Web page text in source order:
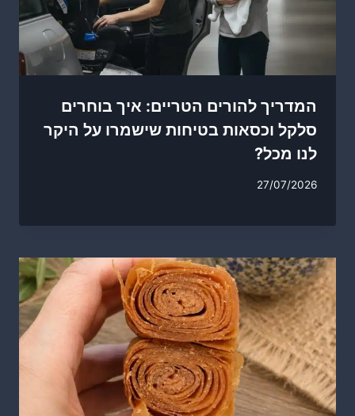
המדריך להורים הטריים: איך בוחרים
סלקל וכסאות בטיחות שישמרו על היקר
לנו מכל?
27/07/2026